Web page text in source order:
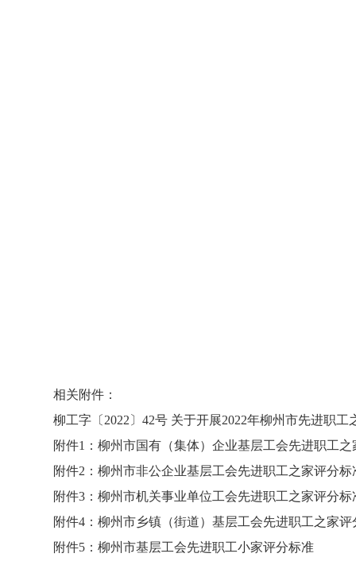
相关附件：
柳工字〔2022〕42号 关于开展2022年柳州市先进职
附件1：柳州市国有（集体）企业基层工会先进职工之
附件2：柳州市非公企业基层工会先进职工之家评分标
附件3：柳州市机关事业单位工会先进职工之家评分标
附件4：柳州市乡镇（街道）基层工会先进职工之家评
附件5：柳州市基层工会先进职工小家评分标准